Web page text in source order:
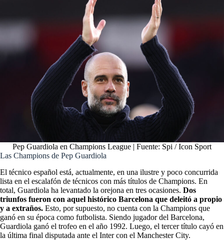
Pep Guardiola en Champions League | Fuente: Spi / Icon Sport
Las Champions de Pep Guardiola
El técnico español está, actualmente, en una ilustre y poco concurrida
lista en el escalafón de técnicos con más títulos de Champions. En
total, Guardiola ha levantado la orejona en tres ocasiones. Dos
triunfos fueron con aquel histórico Barcelona que deleitó a propio
y a extraños. Esto, por supuesto, no cuenta con la Champions que
ganó en su época como futbolista. Siendo jugador del Barcelona,
Guardiola ganó el trofeo en el año 1992. Luego, el tercer título cayó en
la última final disputada ante el Inter con el Manchester City.